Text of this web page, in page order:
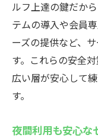
ルフ上達の鍵だか
テムの導入や会員
ーズの提供など、
す。これらの安全
広い層が安心して
す。
夜間利用も安心な